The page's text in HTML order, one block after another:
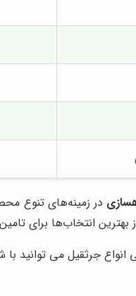
در زمینه‌های تنوع
انتخاب‌ها برای
انواع جرثقیل می